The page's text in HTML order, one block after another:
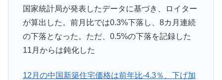
国家統計局が発表したデータに基づき、ロイター
が算出した。前月比では0.3%下落し、8カ月連続
の下落となった。ただ、0.5%の下落を記録した
11月からは鈍化した
12月の中国新築住宅価格は前年比-4.3％、下げ加